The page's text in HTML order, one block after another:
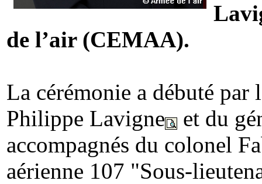
de l’air (CEMAA).
La cérémonie a débuté par
Philippe Lavigne
et du
accompagnés du colonel
aérienne 107 "Sous-